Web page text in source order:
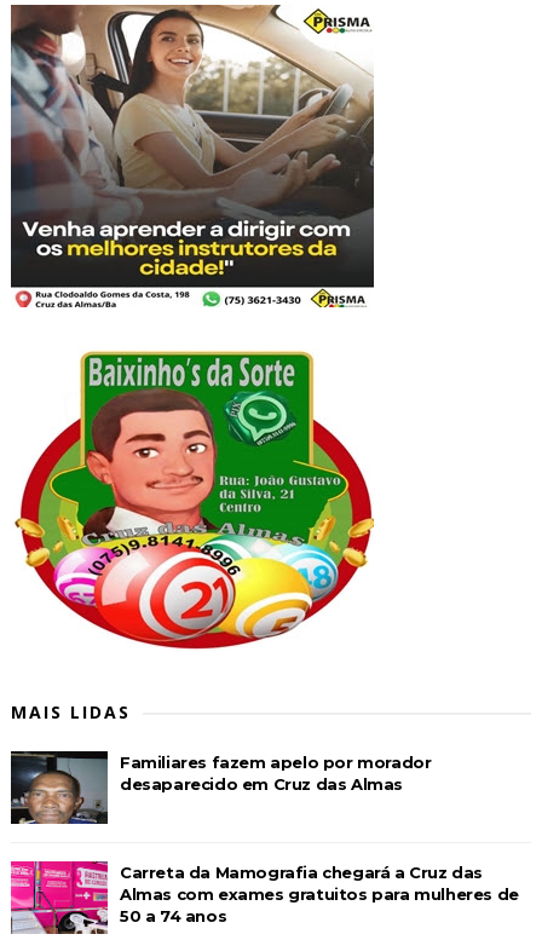
MAIS LIDAS
Familiares fazem apelo por morador
desaparecido em Cruz das Almas
Carreta da Mamografia chegará a Cruz das
Almas com exames gratuitos para mulheres de
50 a 74 anos